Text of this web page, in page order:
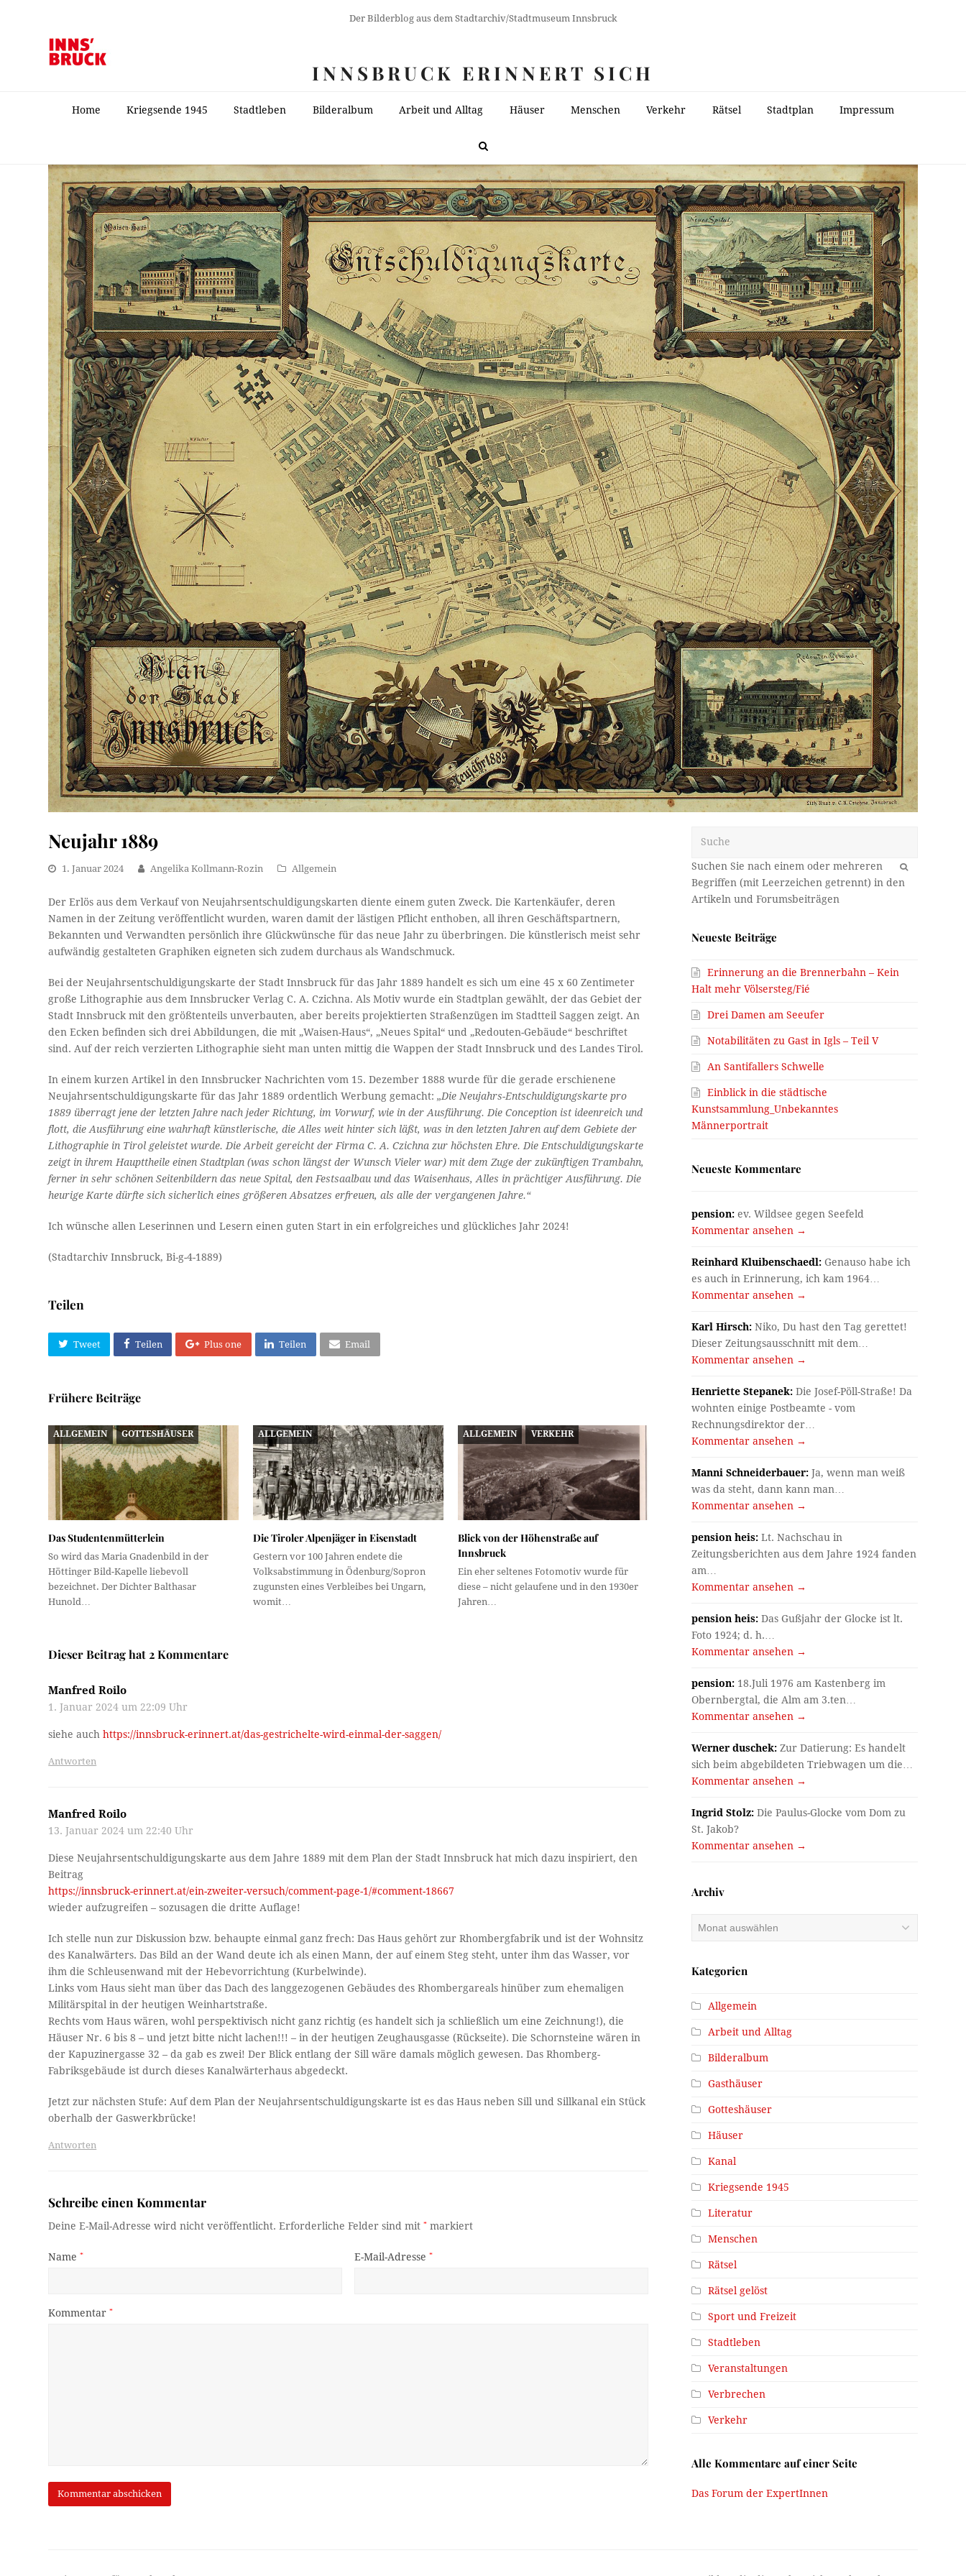
Der Bilderblog aus dem Stadtarchiv/Stadtmuseum Innsbruck
INNSBRUCK ERINNERT SICH
Home Kriegsende 1945 Stadtleben Bilderalbum Arbeit und Alltag Häuser Menschen Verkehr Rätsel Stadtplan Impressum
Neujahr 1889
1. Januar 2024 Angelika Kollmann-Rozin Allgemein
Der Erlös aus dem Verkauf von Neujahrsentschuldigungskarten diente einem guten Zweck. Die Kartenkäufer, deren
Namen in der Zeitung veröffentlicht wurden, waren damit der lästigen Pflicht enthoben, all ihren Geschäftspartnern,
Bekannten und Verwandten persönlich ihre Glückwünsche für das neue Jahr zu überbringen. Die künstlerisch meist sehr
aufwändig gestalteten Graphiken eigneten sich zudem durchaus als Wandschmuck.
Bei der Neujahrsentschuldigungskarte der Stadt Innsbruck für das Jahr 1889 handelt es sich um eine 45 x 60 Zentimeter
große Lithographie aus dem Innsbrucker Verlag C. A. Czichna. Als Motiv wurde ein Stadtplan gewählt, der das Gebiet der
Stadt Innsbruck mit den größtenteils unverbauten, aber bereits projektierten Straßenzügen im Stadtteil Saggen zeigt. An
den Ecken befinden sich drei Abbildungen, die mit „Waisen-Haus“, „Neues Spital“ und „Redouten-Gebäude“ beschriftet
sind. Auf der reich verzierten Lithographie sieht man unten mittig die Wappen der Stadt Innsbruck und des Landes Tirol.
In einem kurzen Artikel in den Innsbrucker Nachrichten vom 15. Dezember 1888 wurde für die gerade erschienene
Neujahrsentschuldigungskarte für das Jahr 1889 ordentlich Werbung gemacht:„Die Neujahrs-Entschuldigungskarte pro
1889 überragt jene der letzten Jahre nach jeder Richtung, im Vorwurf, wie in der Ausführung. Die Conception ist ideenreich und
flott, die Ausführung eine wahrhaft künstlerische, die Alles weit hinter sich läßt, was in den letzten Jahren auf dem Gebiete der
Lithographie in Tirol geleistet wurde. Die Arbeit gereicht der Firma C. A. Czichna zur höchsten Ehre. Die Entschuldigungskarte
zeigt in ihrem Haupttheile einen Stadtplan (was schon längst der Wunsch Vieler war) mit dem Zuge der zukünftigen Trambahn,
ferner in sehr schönen Seitenbildern das neue Spital, den Festsaalbau und das Waisenhaus, Alles in prächtiger Ausführung. Die
heurige Karte dürfte sich sicherlich eines größeren Absatzes erfreuen, als alle der vergangenen Jahre.“
Ich wünsche allen Leserinnen und Lesern einen guten Start in ein erfolgreiches und glückliches Jahr 2024!
(Stadtarchiv Innsbruck, Bi-g-4-1889)
Teilen
Tweet Teilen Plus one Teilen Email
Frühere Beiträge
ALLGEMEIN GOTTESHÄUSER
Das Studentenmütterlein
So wird das Maria Gnadenbild in der
Höttinger Bild-Kapelle liebevoll
bezeichnet. Der Dichter Balthasar
Hunold…
ALLGEMEIN
Die Tiroler Alpenjäger in Eisenstadt
Gestern vor 100 Jahren endete die
Volksabstimmung in Ödenburg/Sopron
zugunsten eines Verbleibes bei Ungarn,
womit…
ALLGEMEIN VERKEHR
Blick von der Höhenstraße auf
Innsbruck
Ein eher seltenes Fotomotiv wurde für
diese – nicht gelaufene und in den 1930er
Jahren…
Dieser Beitrag hat 2 Kommentare
Manfred Roilo
1. Januar 2024 um 22:09 Uhr
siehe auchhttps://innsbruck-erinnert.at/das-gestrichelte-wird-einmal-der-saggen/
Antworten
Manfred Roilo
13. Januar 2024 um 22:40 Uhr
Diese Neujahrsentschuldigungskarte aus dem Jahre 1889 mit dem Plan der Stadt Innsbruck hat mich dazu inspiriert, den
Beitrag
https://innsbruck-erinnert.at/ein-zweiter-versuch/comment-page-1/#comment-18667
wieder aufzugreifen – sozusagen die dritte Auflage!
Ich stelle nun zur Diskussion bzw. behaupte einmal ganz frech: Das Haus gehört zur Rhombergfabrik und ist der Wohnsitz
des Kanalwärters. Das Bild an der Wand deute ich als einen Mann, der auf einem Steg steht, unter ihm das Wasser, vor
ihm die Schleusenwand mit der Hebevorrichtung (Kurbelwinde).
Links vom Haus sieht man über das Dach des langgezogenen Gebäudes des Rhombergareals hinüber zum ehemaligen
Militärspital in der heutigen Weinhartstraße.
Rechts vom Haus wären, wohl perspektivisch nicht ganz richtig (es handelt sich ja schließlich um eine Zeichnung!), die
Häuser Nr. 6 bis 8 – und jetzt bitte nicht lachen!!! – in der heutigen Zeughausgasse (Rückseite). Die Schornsteine wären in
der Kapuzinergasse 32 – da gab es zwei! Der Blick entlang der Sill wäre damals möglich gewesen. Das Rhomberg-
Fabriksgebäude ist durch dieses Kanalwärterhaus abgedeckt.
Jetzt zur nächsten Stufe: Auf dem Plan der Neujahrsentschuldigungskarte ist es das Haus neben Sill und Sillkanal ein Stück
oberhalb der Gaswerkbrücke!
Antworten
Schreibe einen Kommentar
Deine E-Mail-Adresse wird nicht veröffentlicht. Erforderliche Felder sind mit* markiert
Name* E-Mail-Adresse *
Kommentar*
OK
Neueste Beiträge
Erinnerung an die Brennerbahn – Kein
Halt mehr Völsersteg/Fié
Drei Damen am Seeufer
Notabilitäten zu Gast in Igls – Teil V
An Santifallers Schwelle
Einblick in die städtische
Kunstsammlung_Unbekanntes
Männerportrait
Neueste Kommentare
pension: ev. Wildsee gegen Seefeld
Kommentar ansehen →
Reinhard Kluibenschaedl: Genauso habe ich
es auch in Erinnerung, ich kam 1964…
Kommentar ansehen →
Karl Hirsch: Niko, Du hast den Tag gerettet!
Dieser Zeitungsausschnitt mit dem…
Kommentar ansehen →
Henriette Stepanek: Die Josef-Pöll-Straße! Da
wohnten einige Postbeamte - vom
Rechnungsdirektor der…
Kommentar ansehen →
Manni Schneiderbauer: Ja, wenn man weiß
was da steht, dann kann man…
Kommentar ansehen →
pension heis: Lt. Nachschau in
Zeitungsberichten aus dem Jahre 1924 fanden
am…
Kommentar ansehen →
pension heis: Das Gußjahr der Glocke ist lt.
Foto 1924; d. h.…
Kommentar ansehen →
pension: 18.Juli 1976 am Kastenberg im
Obernbergtal, die Alm am 3.ten…
Kommentar ansehen →
Werner duschek: Zur Datierung: Es handelt
sich beim abgebildeten Triebwagen um die…
Kommentar ansehen →
Ingrid Stolz: Die Paulus-Glocke vom Dom zu
St. Jakob?
Kommentar ansehen →
Archiv
Kategorien
Allgemein
Arbeit und Alltag
Bilderalbum
Gasthäuser
Gotteshäuser
Häuser
Kanal
Kriegsende 1945
Literatur
Menschen
Rätsel
Rätsel gelöst
Sport und Freizeit
Stadtleben
Veranstaltungen
Verbrechen
Verkehr
Alle Kommentare auf einer Seite
Das Forum der ExpertInnen